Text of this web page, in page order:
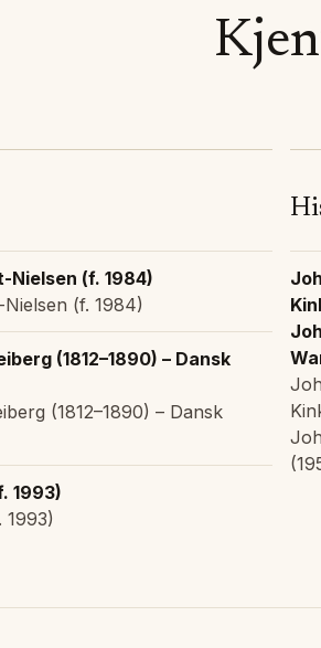
Nielsen (f. 1984)
(f. 1984)
(1812–1890) – Dansk
(1812–1890) – Dansk
1993)